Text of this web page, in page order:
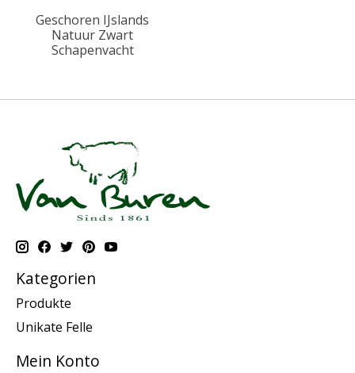
Geschoren IJslands
Natuur Zwart
Schapenvacht
Kategorien
Produkte
Unikate Felle
Mein Konto